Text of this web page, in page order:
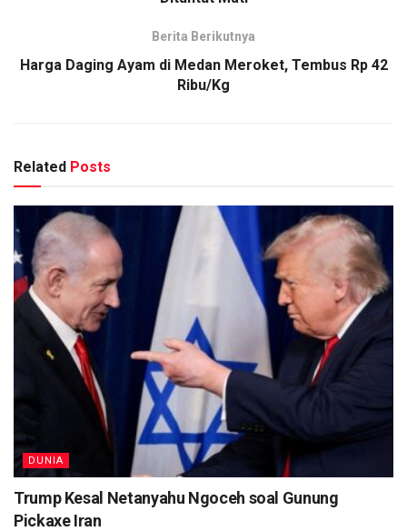
Berita Berikutnya
Harga Daging Ayam di Medan Meroket, Tembus Rp 42
Ribu/Kg
Related Posts
DUNIA
Trump Kesal Netanyahu Ngoceh soal Gunung
Pickaxe Iran